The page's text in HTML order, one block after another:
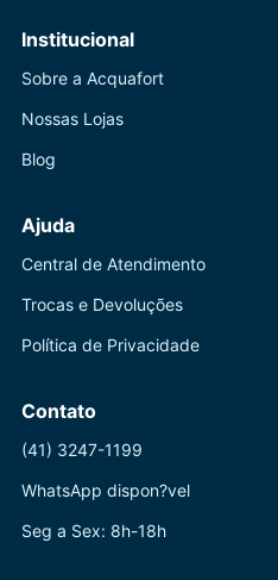
Institucional
Sobre a Acquafort
Nossas Lojas
Blog
Ajuda
Central de Atendimento
Trocas e Devoluções
Política de Privacidade
Contato
(41) 3247-1199
WhatsApp dispon?vel
Seg a Sex: 8h-18h